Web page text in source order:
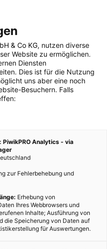
TAG
& Co KG, nutzen diverse
Website zu ermöglichen.
Diensten
Dies ist für die Nutzung
uns aber eine noch
Besuchern. Falls
Analytics - via
zur Fehlerbehebung und
Erhebung von
Ihres Webbrowsers und
Inhalte; Ausführung von
die Speicherung von Daten auf
für Auswertungen.